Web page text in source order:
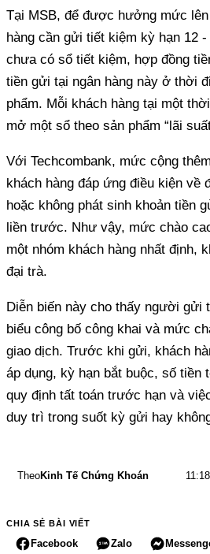
Tại MSB, để được hưởng mức
hàng cần gửi tiết kiệm kỳ hạn 12
chưa có sổ tiết kiệm, hợp đồng
tiền gửi tại ngân hàng này ở thời
phẩm. Mỗi khách hàng tại một
mở một sổ theo sản phẩm “lãi
Với Techcombank, mức cộng
khách hàng đáp ứng điều kiện về
hoặc không phát sinh khoản tiền
liền trước. Như vậy, mức chào
một nhóm khách hàng nhất định,
đại trà.
Diễn biến này cho thấy người gửi
biểu công bố công khai và mức
giao dịch. Trước khi gửi, khách
áp dụng, kỳ hạn bắt buộc, số tiền
quy định tất toán trước hạn và
duy trì trong suốt kỳ gửi hay
TheoKinh Tế Chứng Khoán
CHIA SẺ BÀI VIẾT
Facebook Zalo